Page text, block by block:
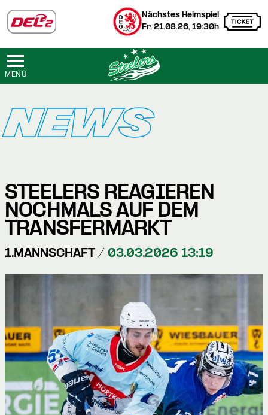
Nächstes Heimspiel
Fr. 21.08.26, 19:30h
MENÜ
NEWS
STEELERS REAGIEREN
NOCHMALS AUF DEM
TRANSFERMARKT
1.MANNSCHAFT / 03.03.2026 13:19